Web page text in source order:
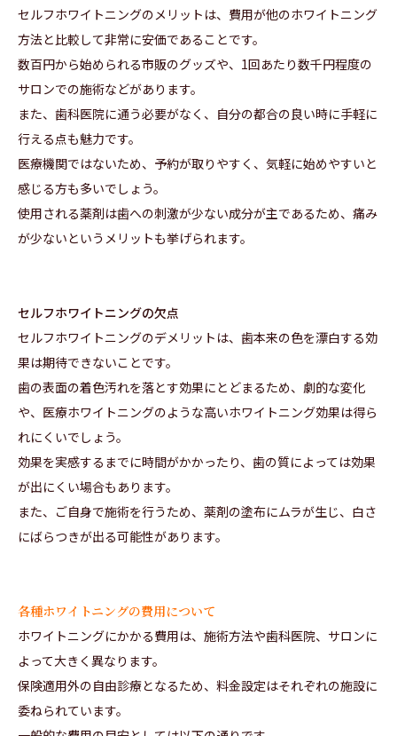
セルフホワイトニングのメリットは、費用が他のホワイトニング
方法と比較して非常に安価であることです。
数百円から始められる市販のグッズや、1回あたり数千円程度の
サロンでの施術などがあります。
また、歯科医院に通う必要がなく、自分の都合の良い時に手軽に
行える点も魅力です。
医療機関ではないため、予約が取りやすく、気軽に始めやすいと
感じる方も多いでしょう。
使用される薬剤は歯への刺激が少ない成分が主であるため、痛み
が少ないというメリットも挙げられます。
セルフホワイトニングの欠点
セルフホワイトニングのデメリットは、歯本来の色を漂白する効
果は期待できないことです。
歯の表面の着色汚れを落とす効果にとどまるため、劇的な変化
や、医療ホワイトニングのような高いホワイトニング効果は得ら
れにくいでしょう。
効果を実感するまでに時間がかかったり、歯の質によっては効果
が出にくい場合もあります。
また、ご自身で施術を行うため、薬剤の塗布にムラが生じ、白さ
にばらつきが出る可能性があります。
各種ホワイトニングの費用について
ホワイトニングにかかる費用は、施術方法や歯科医院、サロンに
よって大きく異なります。
保険適用外の自由診療となるため、料金設定はそれぞれの施設に
委ねられています。